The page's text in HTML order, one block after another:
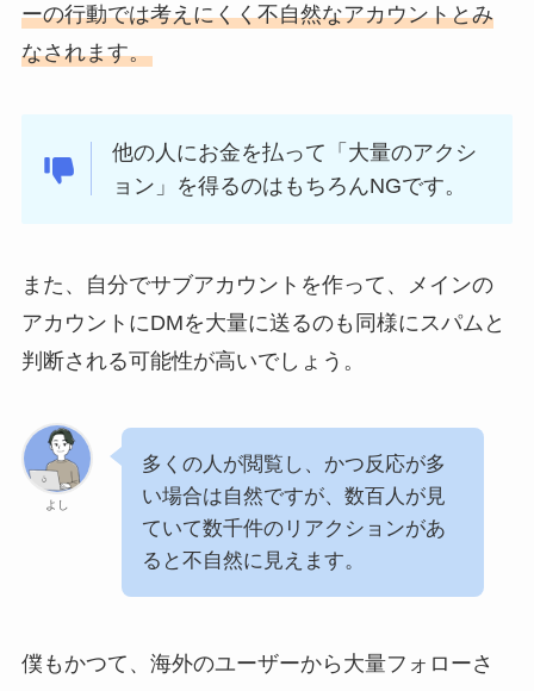
ーの行動では考えにくく不自然なアカウントとみ
なされます。
他の人にお金を払って「大量のアクシ
ョン」を得るのはもちろんNGです。
また、自分でサブアカウントを作って、メインの
アカウントにDMを大量に送るのも同様にスパムと
判断される可能性が高いでしょう。
よし
多くの人が閲覧し、かつ反応が多
い場合は自然ですが、数百人が見
ていて数千件のリアクションがあ
ると不自然に見えます。
僕もかつて、海外のユーザーから大量フォローさ